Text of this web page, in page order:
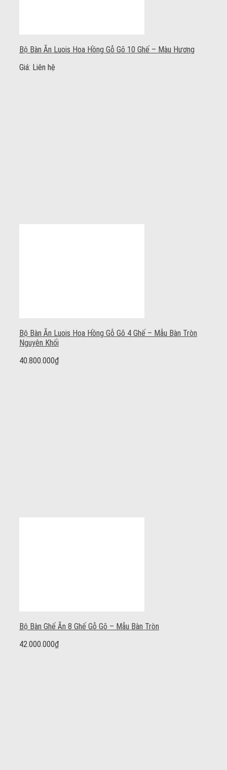
Bộ Bàn Ăn Luois Hoa Hồng Gỗ Gõ 10 Ghế – Màu Hương
Giá: Liên hệ
Bộ Bàn Ăn Luois Hoa Hồng Gỗ Gõ 4 Ghế – Mẫu Bàn Tròn
Nguyên Khối
40.800.000₫
Bộ Bàn Ghế Ăn 8 Ghế Gỗ Gõ – Mẫu Bàn Tròn
42.000.000₫